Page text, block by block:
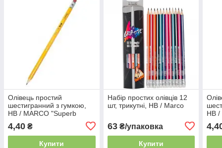
Олівець простий
шестигранний з гумкою,
HB / MARCO "Superb
4,40 ₴
Купити
Набір простих олівців 12
шт, трикутні, НВ / Marco
63₴/упаковка
Купити
HB /